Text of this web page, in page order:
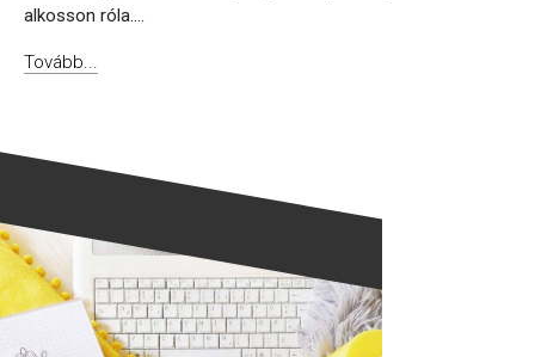
alkosson róla....
Tovább...